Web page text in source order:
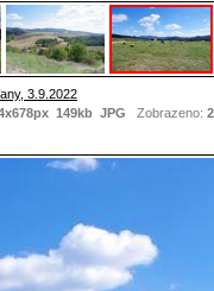
3.9.2022
149kb JPG Zobrazeno: